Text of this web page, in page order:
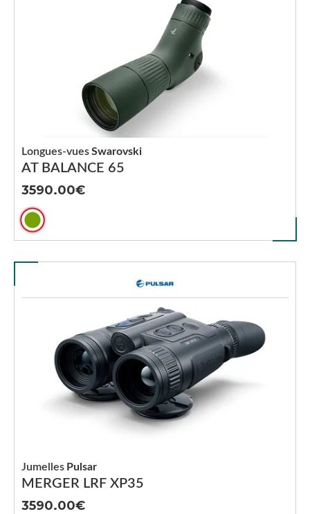
AT BALANCE 65
Longues-vuesSwarovski
3590.00
MERGER LRF XP35
Jumelles Pulsar
3590.00